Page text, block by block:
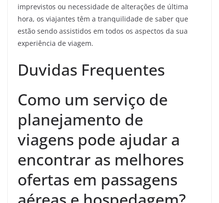
imprevistos ou necessidade de alterações de última
hora, os viajantes têm a tranquilidade de saber que
estão sendo assistidos em todos os aspectos da sua
experiência de viagem.
Duvidas Frequentes
Como um serviço de
planejamento de
viagens pode ajudar a
encontrar as melhores
ofertas em passagens